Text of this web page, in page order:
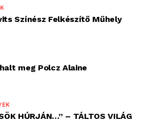
Színész Felkészítő Műhely
meg Polcz Alaine
HÚRJÁN…” – TÁLTOS VILÁG